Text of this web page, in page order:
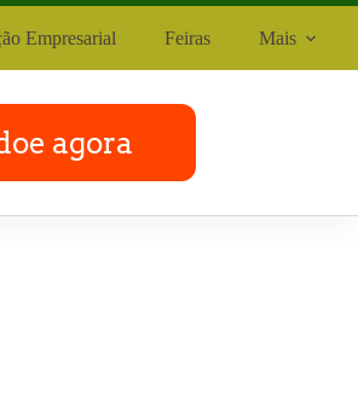
Empresarial Feiras Mais
agora